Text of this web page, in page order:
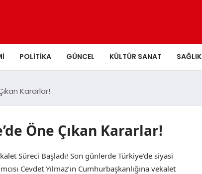
POLITIKA GÜNCEL KÜLTÜR SANAT SAĞLIK
Kararlar!
Öne Çıkan Kararlar!
Süreci Başladı! Son günlerde Türkiye’de siyasi
Cevdet Yılmaz’ın Cumhurbaşkanlığına vekalet